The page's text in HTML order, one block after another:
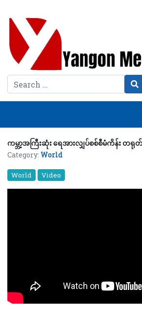
Search
ကမ္ဘာ့အကြီးဆုံး ရေအားလျှပ်စစ်စီမံကိန်း
Category: World
World Video